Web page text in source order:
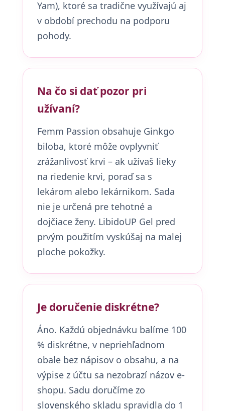
Yam), ktoré sa tradične využívajú aj
v období prechodu na podporu
pohody.
Na čo si dať pozor pri
užívaní?
Femm Passion obsahuje Ginkgo
biloba, ktoré môže ovplyvniť
zrážanlivosť krvi – ak užívaš lieky
na riedenie krvi, poraď sa s
lekárom alebo lekárnikom. Sada
nie je určená pre tehotné a
dojčiace ženy. LibidoUP Gel pred
prvým použitím vyskúšaj na malej
ploche pokožky.
Je doručenie diskrétne?
Áno. Každú objednávku balíme 100
% diskrétne, v nepriehľadnom
obale bez nápisov o obsahu, a na
výpise z účtu sa nezobrazí názov e-
shopu. Sadu doručíme zo
slovenského skladu spravidla do 1